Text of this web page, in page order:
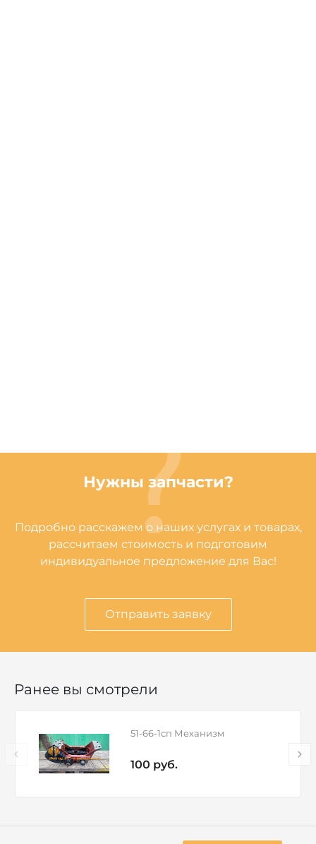
Нужны запчасти?
Подробно расскажем о наших услугах и товарах,
рассчитаем стоимость и подготовим
индивидуальное предложение для Вас!
Отправить заявку
Ранее вы смотрели
51-66-1сп Механизм
100 руб.